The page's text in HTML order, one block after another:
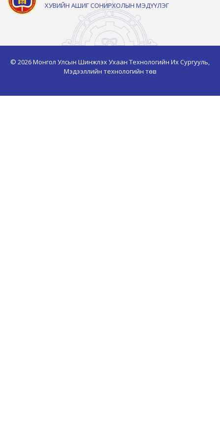
ХУВИЙН АШИГ СОНИРХОЛЫН МЭДҮҮЛЭГ
© 2026 Монгол Улсын Шинжлэх Ухаан Технологийн Их Сургууль,
Мэдээллийн технологийн төв